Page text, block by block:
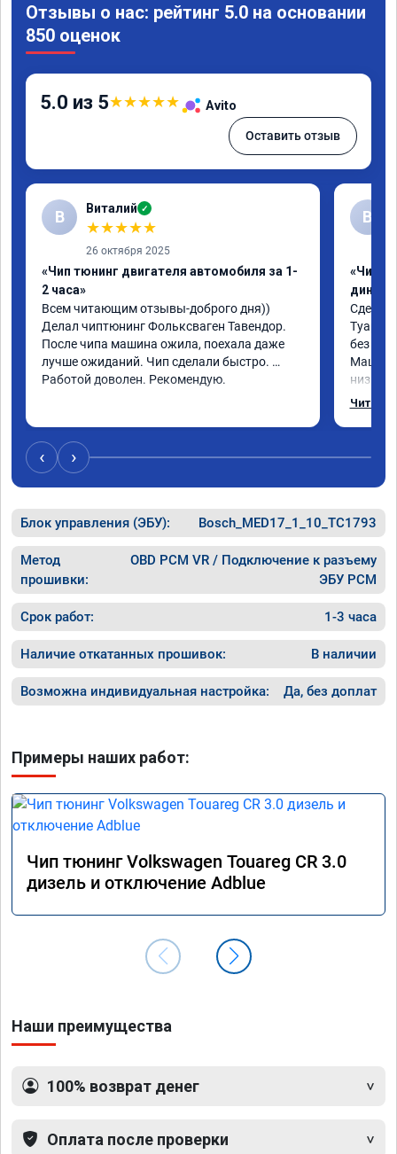
Отзывы о нас: рейтинг 5.0 на основании
850 оценок
5.0 из 5★★★★★ Avito
Оставить отзыв
В Виталий ✓
★★★★★
26 октября 2025
«Чип тюнинг двигателя автомобиля за 1-
2 часа»
Всем читающим отзывы-доброго дня))
Делал чиптюнинг Фольксваген Тавендор.
После чипа машина ожила, поехала даже
лучше ожиданий. Чип сделали быстро.
Работой доволен. Рекомендую.
В
«Чип
Туарег
без
Машина
низких
км/ч
Читать
‹ ›
Блок управления (ЭБУ): Bosch_MED17_1_10_TC1793
Метод
прошивки:
OBD PCM VR / Подключение к разъему
ЭБУ PCM
Срок работ: 1-3 часа
Наличие откатанных прошивок: В наличии
Возможна индивидуальная настройка: Да, без доплат
Примеры наших работ:
Чип тюнинг Volkswagen Touareg CR 3.0
дизель и отключение Adblue
Наши преимущества
100% возврат денег
Оплата после проверки